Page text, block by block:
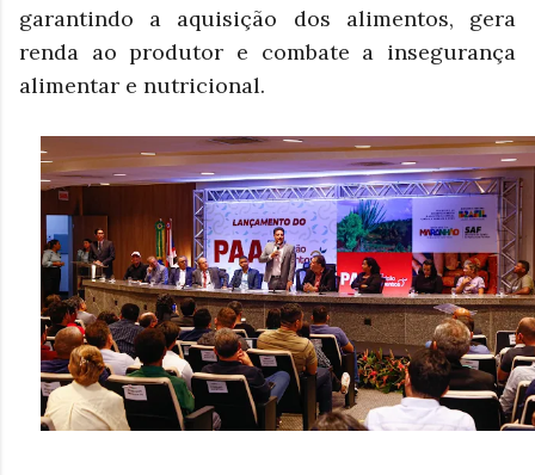
garantindo a aquisição dos alimentos, gera
renda ao produtor e combate a insegurança
alimentar e nutricional.